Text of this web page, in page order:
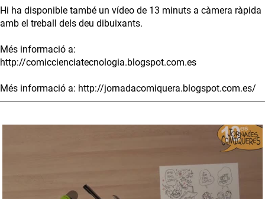
Hi ha disponible també un vídeo de 13 minuts a càmera ràpida
amb el treball dels deu dibuixants.
Més informació a:
http://comiccienciatecnologia.blogspot.com.es
Més informació a: http://jornadacomiquera.blogspot.com.es/